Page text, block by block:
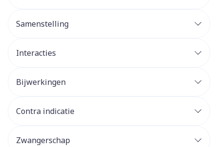
Samenstelling
Interacties
Bijwerkingen
Contra indicatie
Zwangerschap